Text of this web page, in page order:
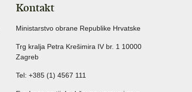
Kontakt
Ministarstvo obrane Republike Hrvatske
Trg kralja Petra Krešimira IV br. 1 10000
Zagreb
Tel: +385 (1) 4567 111